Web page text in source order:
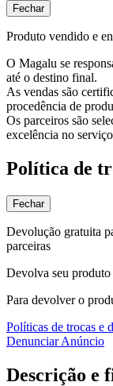
Fechar
Produto vendido e
O Magalu se
até o destino final.
As vendas são
procedência de
Os parceiros são
excelência no
Política de
Fechar
Devolução gratuita
parceiras
Devolva seu produto
Para devolver o
Políticas de trocas e
Denunciar Anúncio
Descrição e